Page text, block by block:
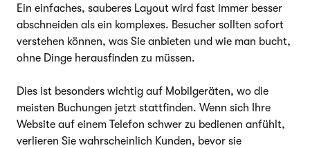
Ein einfaches, sauberes Layout wird fast immer besser
abschneiden als ein komplexes. Besucher sollten sofort
verstehen können, was Sie anbieten und wie man bucht,
ohne Dinge herausfinden zu müssen.
Dies ist besonders wichtig auf Mobilgeräten, wo die
meisten Buchungen jetzt stattfinden. Wenn sich Ihre
Website auf einem Telefon schwer zu bedienen anfühlt,
verlieren Sie wahrscheinlich Kunden, bevor sie